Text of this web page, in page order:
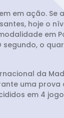
em ação. Se
hoje o
em
o
da
uma prova
em 4